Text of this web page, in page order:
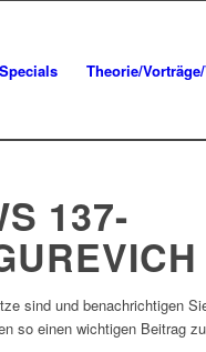
Theorie/
137-
sind und benachrichtigen
so einen wichtigen Beitrag